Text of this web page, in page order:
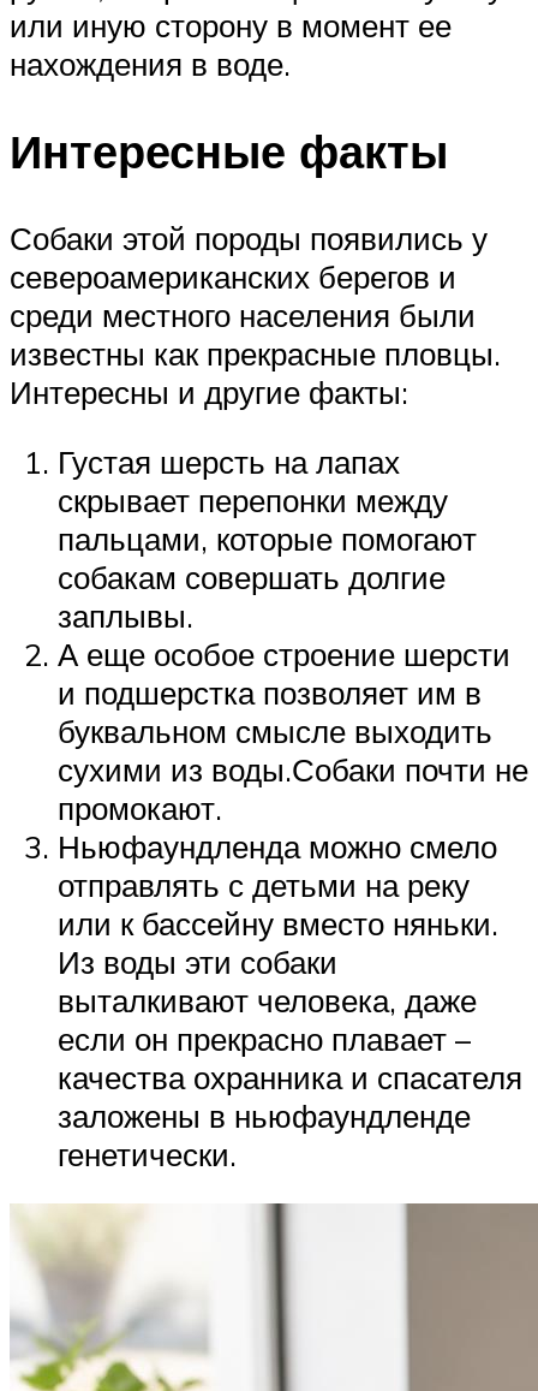
или иную сторону в момент ее
нахождения в воде.
Интересные факты
Собаки этой породы появились у
североамериканских берегов и
среди местного населения были
известны как прекрасные пловцы.
Интересны и другие факты:
Густая шерсть на лапах
скрывает перепонки между
пальцами, которые помогают
собакам совершать долгие
заплывы.
А еще особое строение шерсти
и подшерстка позволяет им в
буквальном смысле выходить
сухими из воды.Собаки почти не
промокают.
Ньюфаундленда можно смело
отправлять с детьми на реку
или к бассейну вместо няньки.
Из воды эти собаки
выталкивают человека, даже
если он прекрасно плавает –
качества охранника и спасателя
заложены в ньюфаундленде
генетически.